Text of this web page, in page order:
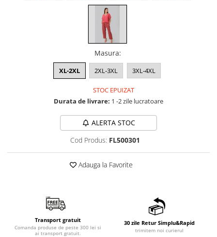
Masura:
XL-2XL 2XL-3XL 3XL-4XL
STOC EPUIZAT
Durata de livrare: 1 -2 zile lucratoare
ALERTA STOC
Cod Produs: FL500301
Adauga la Favorite
Transport gratuit
Comanda produse de peste 300 lei si
ai transport gratuit.
30 zile Retur Simplu&Rapid
trimitem noi curierul